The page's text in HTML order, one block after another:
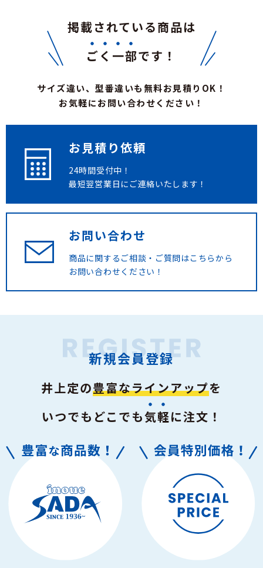
掲載されている商品は
ごく一部です！
サイズ違い、型番違いも無料お見積りOK！
お気軽にお問い合わせください！
お見積り依頼
24時間受付中！
最短翌営業日にご連絡いたします！
お問い合わせ
商品に関するご相談・ご質問はこちらから
お問い合わせください！
新規会員登録
井上定の豊富なラインアップを
いつでもどこでも気軽に注文！